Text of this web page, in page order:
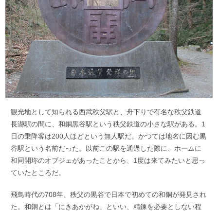
観光地として知られる西武秩父駅と、舟下りで有名な秩父鉄道
長瀞駅の間に、和銅黒谷駅という秩父鉄道の小さな駅がある。1
日の乗降客は200人ほどという無人駅だ。かつては地名に因む黒
谷駅という名前だった。以前この駅を通過した際に、ホームに
和同開珎のオブジェがあったことから、1度は来てみたいと思っ
ていたところだ。
飛鳥時代の708年、秩父の黒谷で日本で初めての和銅が発見され
た。和銅とは「にきあかがね」といい、精錬を必要としない程